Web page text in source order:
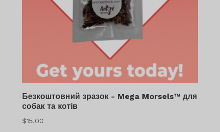
Безкоштовний зразок - Mega Morsels™ для
собак та котів
$15.00